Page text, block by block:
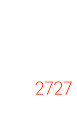
4428